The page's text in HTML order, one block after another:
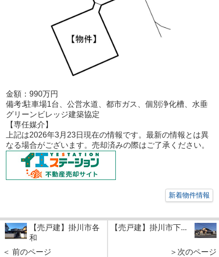
金額：990万円
備考:駐車場1台、公営水道、都市ガス、個別浄化槽、水垂
グリーンビレッジ建築協定
【専任媒介 】
上記は2026年3月23日現在の情報です。最新の情報とは異
なる場合がございます。売却済みの際はご了承ください。
新着物件情報
【売戸建】掛川市各
和
＜ 前のページ
【売戸建】掛川市下...
＞次のページ